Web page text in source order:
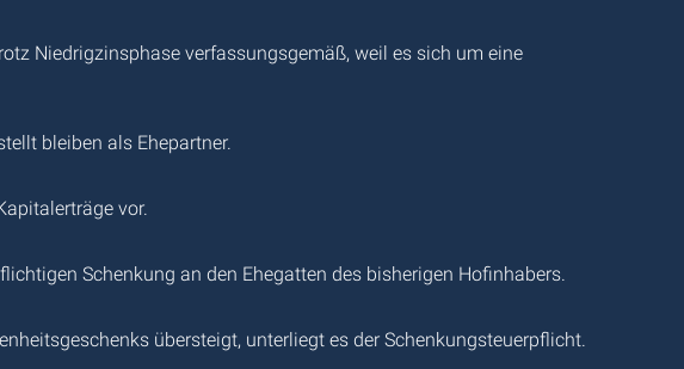
Niedrigzinsphase verfassungsgemäß, weil es sich um eine
bleiben als Ehepartner.
vor.
Schenkung an den Ehegatten des bisherigen Hofinhabers.
übersteigt, unterliegt es der Schenkungsteuerpflicht.